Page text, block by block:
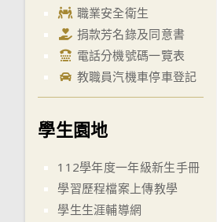
職業安全衛生
捐款芳名錄及同意書
電話分機號碼一覽表
教職員汽機車停車登記
學生園地
112學年度一年級新生手冊
學習歷程檔案上傳教學
學生生涯輔導網